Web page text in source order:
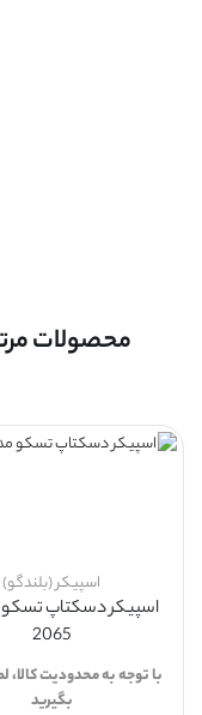
محصولات
اسپیکر (بلندگو)
2065
با توجه به محدودیت
بگیرید